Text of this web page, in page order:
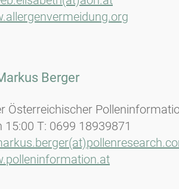
Berger
Österreichischer
15:00 T: 0699 18939871